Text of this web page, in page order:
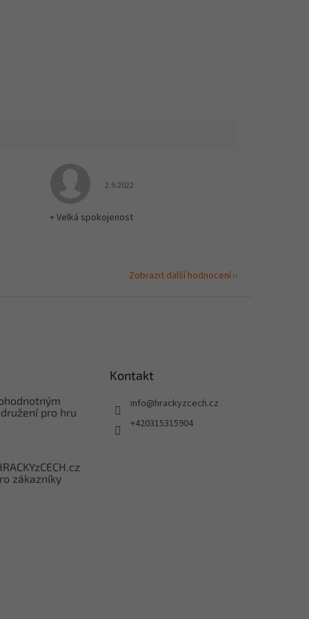
z 5 hvězdiček. Hodnocení obchodu je 5 z 5 hvězdiček.
2.9.2022
+ Velká spokojenost
Zobrazit další hodnocení
pro hru
zákazníky
Kontakt
info@hrackyzcech.cz
+420315315904